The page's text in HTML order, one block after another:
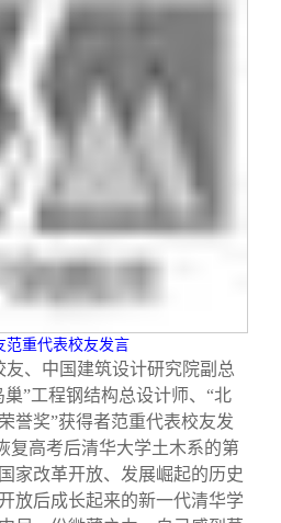
范重代表校友发言
友、中国建筑设计研究院副总
”工程钢结构总设计师、“北
誉奖”获得者范重代表校友发
复高考后清华大学土木系的第
家改革开放、发展崛起的历史
放后成长起来的新一代清华学